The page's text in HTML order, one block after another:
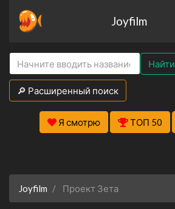
Joyfilm
Найти
🔎 Расширенный поиск
Я смотрю ТОП 50
Joyfilm Проект Зета